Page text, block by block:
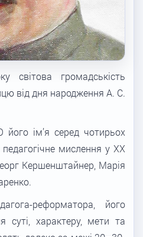
світова громадськість
від дня народження А. С.
його ім’я серед чотирьох
педагогічне мислення у XX
Кершенштайнер, Марія
реформатора, його
суті, характеру, мети та